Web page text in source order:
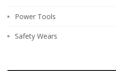
Power Tools
Safety Wears